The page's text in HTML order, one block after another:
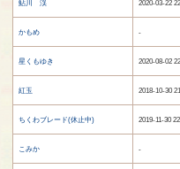
鮎川 渓 2020-03-22
かもめ -
星くもゆき 2020-08-02
紅玉 2018-10-30
ちくわブレード(休止中) 2019-11-30
こみか -